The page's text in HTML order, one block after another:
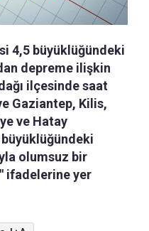
4,5 büyüklüğündeki
depreme ilişkin
ilçesinde saat
Gaziantep, Kilis,
ve Hatay
olumsuz bir
ifadelerine yer